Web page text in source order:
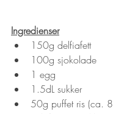
Ingredienser
150g delfiafett
100g sjokolade
1 egg
1.5dL sukker
50g puffet ris (ca.